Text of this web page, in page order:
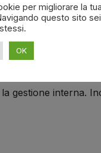
in modo
l’uso prolungato.
gestione interna.
per migliorare la
questo sito
OK